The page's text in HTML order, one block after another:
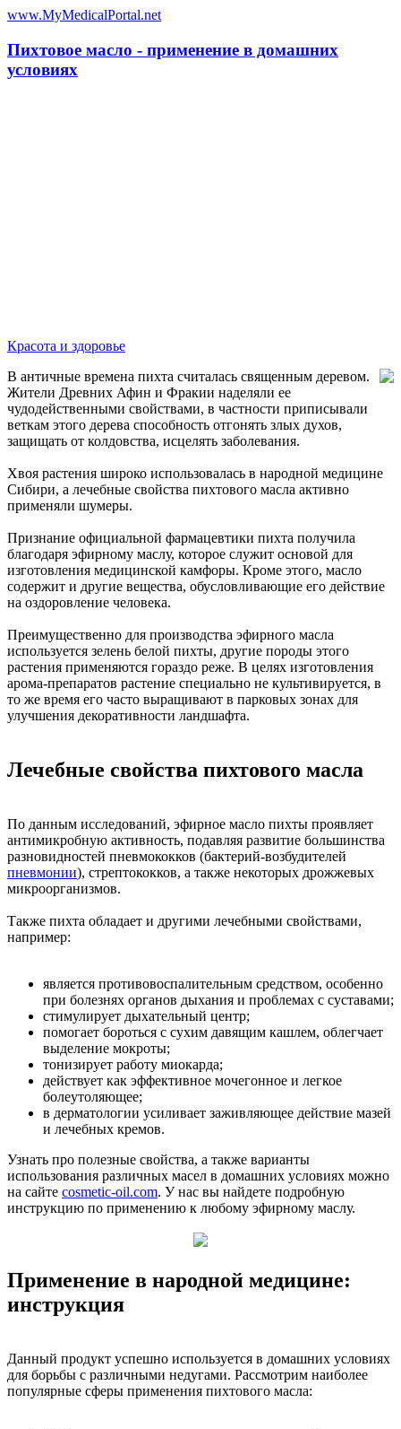
www.MyMedicalPortal.net
Пихтовое масло - применение в домашних
условиях
Красота и здоровье
В античные времена пихта считалась священным деревом.
Жители Древних Афин и Фракии наделяли ее
чудодейственными свойствами, в частности приписывали
веткам этого дерева способность отгонять злых духов,
защищать от колдовства, исцелять заболевания.
Хвоя растения широко использовалась в народной медицине
Сибири, а лечебные свойства пихтового масла активно
применяли шумеры.
Признание официальной фармацевтики пихта получила
благодаря эфирному маслу, которое служит основой для
изготовления медицинской камфоры. Кроме этого, масло
содержит и другие вещества, обусловливающие его действие
на оздоровление человека.
Преимущественно для производства эфирного масла
используется зелень белой пихты, другие породы этого
растения применяются гораздо реже. В целях изготовления
арома-препаратов растение специально не культивируется, в
то же время его часто выращивают в парковых зонах для
улучшения декоративности ландшафта.
Лечебные свойства пихтового масла
По данным исследований, эфирное масло пихты проявляет
антимикробную активность, подавляя развитие большинства
разновидностей пневмококков (бактерий-возбудителей
пневмонии), стрептококков, а также некоторых дрожжевых
микроорганизмов.
Также пихта обладает и другими лечебными свойствами,
например:
является противовоспалительным средством, особенно
при болезнях органов дыхания и проблемах с суставами;
стимулирует дыхательный центр;
помогает бороться с сухим давящим кашлем, облегчает
выделение мокроты;
тонизирует работу миокарда;
действует как эффективное мочегонное и легкое
болеутоляющее;
в дерматологии усиливает заживляющее действие мазей
и лечебных кремов.
Узнать про полезные свойства, а также варианты
использования различных масел в домашних условиях можно
на сайте cosmetic-oil.com. У нас вы найдете подробную
инструкцию по применению к любому эфирному маслу.
Применение в народной медицине:
инструкция
Данный продукт успешно используется в домашних условиях
для борьбы с различными недугами. Рассмотрим наиболее
популярные сферы применения пихтового масла: